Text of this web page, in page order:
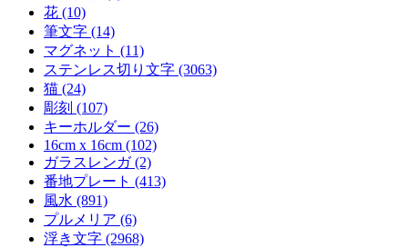
花 (10)
筆文字 (14)
マグネット (11)
ステンレス切り文字 (3063)
猫 (24)
彫刻 (107)
キーホルダー (26)
16cm x 16cm (102)
ガラスレンガ (2)
番地プレート (413)
風水 (891)
プルメリア (6)
浮き文字 (2968)